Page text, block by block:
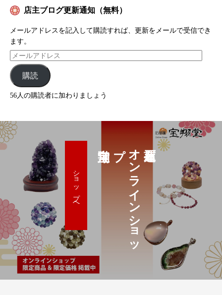
店主ブログ更新通知（無料）
メールアドレスを記入して購読すれば、更新をメールで受信でき
ます。
購読
56人の購読者に加わりましょう
オ
ン
ラ
イ
ン
シ
ョ
ッ
プ
ショップへ